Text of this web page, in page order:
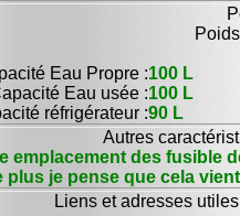
Eau Propre :100 L
Eau usée :100 L
réfrigérateur :90 L
Autres
emplacement des fusible
plus je pense que cela
Liens et adresses